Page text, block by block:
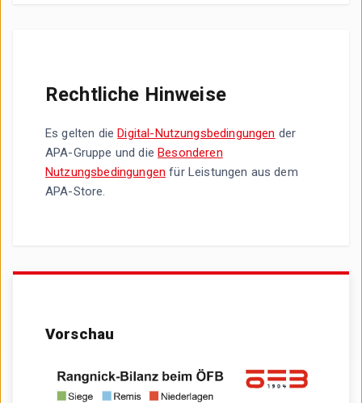
Rechtliche Hinweise
Es gelten dieDigital-Nutzungsbedingungen der
APA-Gruppe und dieBesonderen
Nutzungsbedingungen für Leistungen aus dem
APA-Store.
Vorschau